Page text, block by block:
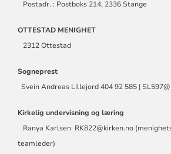
Postadr. : Postboks 214, 2336 Stange
OTTESTAD MENIGHET
2312 Ottestad
Sogneprest
Svein Andreas Lillejord 404 92 585 |
Kirkelig undervisning og læring
Ranya Karlsen RK822@kirken.no
teamleder)